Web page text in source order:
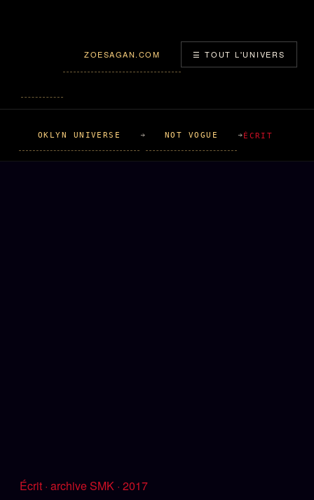
ZOESAGAN.COM ☰ TOUT L'UNIVERS
OKLYN UNIVERSE NOT VOGUE ÉCRIT
Écrit · archive SMK · 2017